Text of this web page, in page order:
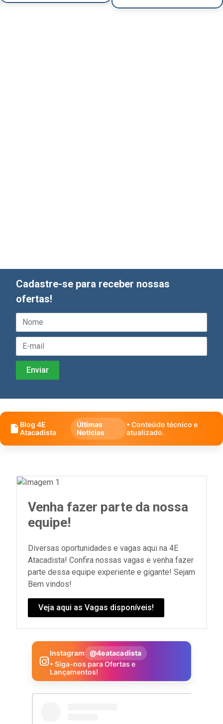
Cadastre-se para receber nossas
ofertas!
Blog 4E
Atacadista
Últimas
Notícias
• Conteúdo técnico e
atualizado.
Venha fazer parte da nossa
equipe!
Diversas oportunidades e vagas aqui na 4E
Atacadista! Confira nossas vagas e venha fazer
parte dessa equipe experiente e gigante! Sejam
Bem vindos!
Veja aqui as Vagas disponíveis!
Instagram
@4eatacadista
• Siga-nos para Ofertas e
Lançamentos!